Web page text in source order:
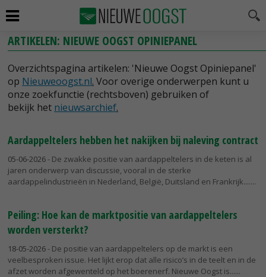
ARTIKELEN: NIEUWE OOGST OPINIEPANEL
Overzichtspagina artikelen: 'Nieuwe Oogst Opiniepanel'
op Nieuweoogst.nl. Voor overige onderwerpen kunt u
onze zoekfunctie (rechtsboven) gebruiken of
bekijk het nieuwsarchief.
Aardappeltelers hebben het nakijken bij naleving contract
05-06-2026- De zwakke positie van aardappeltelers in de keten is al
jaren onderwerp van discussie, vooral in de sterke
aardappelindustrieën in Nederland, België, Duitsland en Frankrijk....
Peiling: Hoe kan de marktpositie van aardappeltelers
worden versterkt?
18-05-2026- De positie van aardappeltelers op de markt is een
veelbesproken issue. Het lijkt erop dat alle risico’s in de teelt en in de
afzet worden afgewenteld op het boerenerf. Nieuwe Oogst is...